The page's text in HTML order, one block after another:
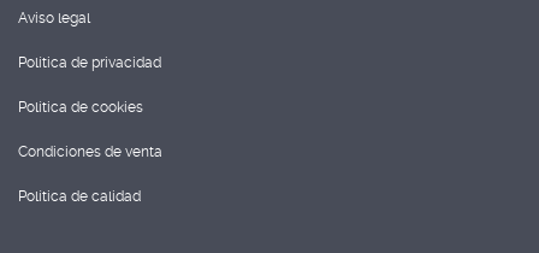
Aviso legal
Política de privacidad
Política de cookies
Condiciones de venta
Política de calidad